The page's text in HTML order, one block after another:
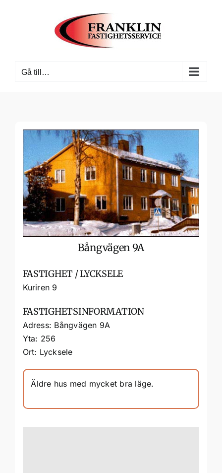
Gå till…
Bångvägen 9A
FASTIGHET / LYCKSELE
Kuriren 9
FASTIGHETSINFORMATION
Adress: Bångvägen 9A
Yta: 256
Ort: Lycksele
Äldre hus med mycket bra läge.